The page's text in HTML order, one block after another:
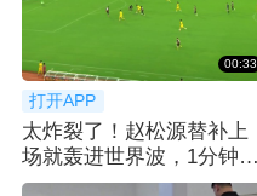
00:33
打开APP
太炸裂了！赵松源替补上
场就轰进世界波，1分钟2
球反超太猛了